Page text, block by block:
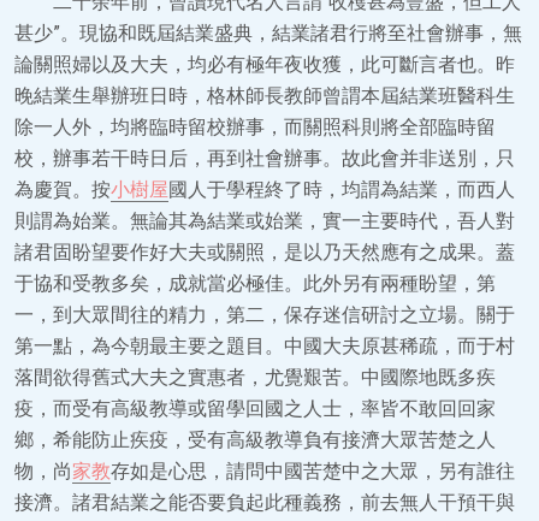
甚少”。現協和既屆結業盛典，結業諸君行將至社會辦事，無
論關照婦以及大夫，均必有極年夜收獲，此可斷言者也。昨
晚結業生舉辦班日時，格林師長教師曾謂本屆結業班醫科生
除一人外，均將臨時留校辦事，而關照科則將全部臨時留
校，辦事若干時日后，再到社會辦事。故此會并非送別，只
為慶賀。按小樹屋國人于學程終了時，均謂為結業，而西人
則謂為始業。無論其為結業或始業，實一主要時代，吾人對
諸君固盼望要作好大夫或關照，是以乃天然應有之成果。蓋
于協和受教多矣，成就當必極佳。此外另有兩種盼望，第
一，到大眾間往的精力，第二，保存迷信研討之立場。關于
第一點，為今朝最主要之題目。中國大夫原甚稀疏，而于村
落間欲得舊式大夫之實惠者，尤覺艱苦。中國際地既多疾
疫，而受有高級教導或留學回國之人士，率皆不敢回回家
鄉，希能防止疾疫，受有高級教導負有接濟大眾苦楚之人
物，尚家教存如是心思，請問中國苦楚中之大眾，另有誰往
接濟。諸君結業之能否要負起此種義務，前去無人干預干與